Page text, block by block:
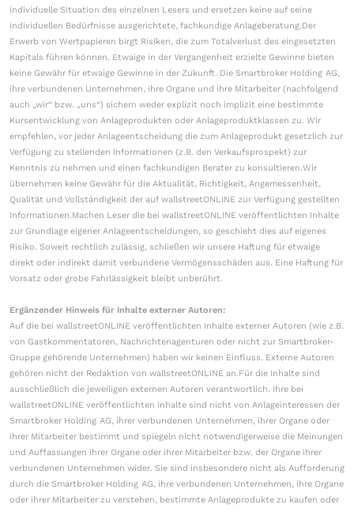
individuelle Situation des einzelnen Lesers und ersetzen keine auf seine
individuellen Bedürfnisse ausgerichtete, fachkundige Anlageberatung.Der
Erwerb von Wertpapieren birgt Risiken, die zum Totalverlust des eingesetzten
Kapitals führen können. Etwaige in der Vergangenheit erzielte Gewinne bieten
keine Gewähr für etwaige Gewinne in der Zukunft. Die Smartbroker Holding AG,
ihre verbundenen Unternehmen, ihre Organe und ihre Mitarbeiter (nachfolgend
auch „wir“ bzw. „uns“) sichern weder explizit noch implizit eine bestimmte
Kursentwicklung von Anlageprodukten oder Anlageproduktklassen zu. Wir
empfehlen, vor jeder Anlageentscheidung die zum Anlageprodukt gesetzlich zur
Verfügung zu stellenden Informationen (z.B. den Verkaufsprospekt) zur
Kenntnis zu nehmen und einen fachkundigen Berater zu konsultieren.Wir
übernehmen keine Gewähr für die Aktualität, Richtigkeit, Angemessenheit,
Qualität und Vollständigkeit der auf wallstreetONLINE zur Verfügung gestellten
Informationen.Machen Leser die bei wallstreetONLINE veröffentlichten Inhalte
zur Grundlage eigener Anlageentscheidungen, so geschieht dies auf eigenes
Risiko. Soweit rechtlich zulässig, schließen wir unsere Haftung für etwaige
direkt oder indirekt damit verbundene Vermögensschäden aus. Eine Haftung für
Vorsatz oder grobe Fahrlässigkeit bleibt unberührt.
Ergänzender Hinweis für Inhalte externer Autoren:
Auf die bei wallstreetONLINE veröffentlichten Inhalte externer Autoren (wie z.B.
von Gastkommentatoren, Nachrichtenagenturen oder nicht zur Smartbroker-
Gruppe gehörende Unternehmen) haben wir keinen Einfluss. Externe Autoren
gehören nicht der Redaktion von wallstreetONLINE an.Für die Inhalte sind
ausschließlich die jeweiligen externen Autoren verantwortlich. Ihre bei
wallstreetONLINE veröffentlichten Inhalte sind nicht von Anlageinteressen der
Smartbroker Holding AG, ihrer verbundenen Unternehmen, ihrer Organe oder
ihrer Mitarbeiter bestimmt und spiegeln nicht notwendigerweise die Meinungen
und Auffassungen ihrer Organe oder ihrer Mitarbeiter bzw. der Organe ihrer
verbundenen Unternehmen wider. Sie sind insbesondere nicht als Aufforderung
durch die Smartbroker Holding AG, ihre verbundenen Unternehmen, ihre Organe
oder ihrer Mitarbeiter zu verstehen, bestimmte Anlageprodukte zu kaufen oder